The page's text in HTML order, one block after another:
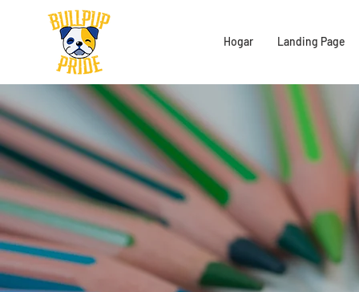
Hogar Landing Page